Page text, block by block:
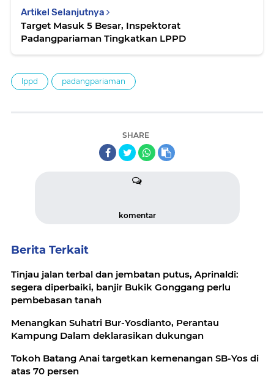
Artikel Selanjutnya
Target Masuk 5 Besar, Inspektorat
Padangpariaman Tingkatkan LPPD
lppd padangpariaman
SHARE
komentar
Berita Terkait
Tinjau jalan terbal dan jembatan putus, Aprinaldi:
segera diperbaiki, banjir Bukik Gonggang perlu
pembebasan tanah
Menangkan Suhatri Bur-Yosdianto, Perantau
Kampung Dalam deklarasikan dukungan
Tokoh Batang Anai targetkan kemenangan SB-Yos di
atas 70 persen